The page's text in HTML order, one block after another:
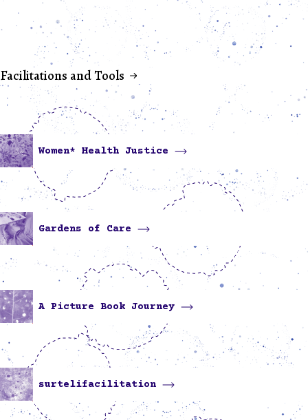
Facilitations and Tools
Women* Health Justice
Gardens of Care
A Picture Book Journey
surtelifacilitation